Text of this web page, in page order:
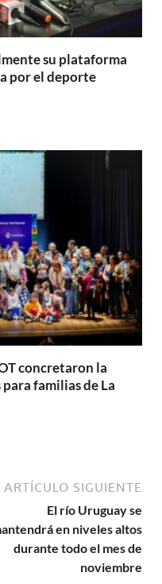
su plataforma
por el deporte
concretaron la
familias de La
ARTÍCULO SIGUIENTE
El río Uruguay se
en niveles altos
durante todo el mes de
noviembre